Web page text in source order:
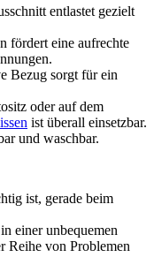
entlastet gezielt
fördert eine aufrechte
Bezug sorgt für ein
oder auf dem
ist überall einsetzbar.
und waschbar.
ist, gerade beim
einer unbequemen
Reihe von Problemen